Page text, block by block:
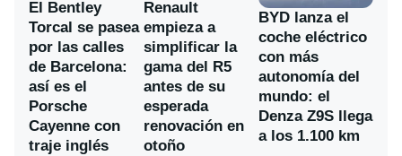
El Bentley
Torcal se pasea
por las calles
de Barcelona:
así es el
Porsche
Cayenne con
traje inglés
Renault
empieza a
simplificar la
gama del R5
antes de su
esperada
renovación en
otoño
BYD lanza el
coche eléctrico
con más
autonomía del
mundo: el
Denza Z9S llega
a los 1.100 km